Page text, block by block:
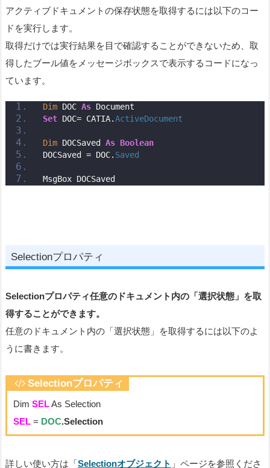
アクティブドキュメントの保存状態を取得するには以下のコー
ドを実行します。
取得だけでは実行結果を目で確認することができないため、取
得したブール値をメッセージボックスで表示するコードになっ
ています。
Dim DOC As Document
Set DOC= CATIA.ActiveDocument
Dim DOCSaved As Boolean
DOCSaved = DOC. Saved
MsgBox DOCSaved
Selectionプロパティ
Selectionプロパティ任意のドキュメント内の「選択状態」を取
得することができます。
任意のドキュメント内の「選択状態」を取得するには以下のよ
うに書きます。
Selectionプロパティ
Dim SELAs Selection
SEL = DOC.Selection
詳しい使い方は「Selectionオブジェクト 」ページを参照くださ